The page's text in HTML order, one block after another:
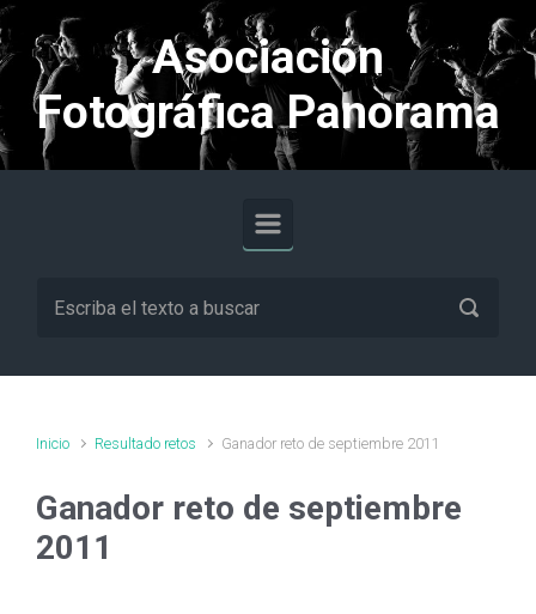
Saltar al contenido principal
Asociación
Fotográfica Panorama
Inicio Resultado retos Ganador reto de septiembre 2011
Ganador reto de septiembre
2011